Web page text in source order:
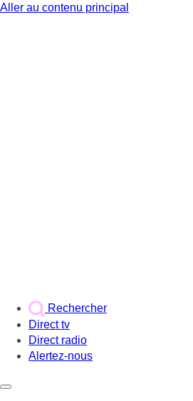
Aller au contenu principal
Rechercher
Direct tv
Direct radio
Alertez-nous